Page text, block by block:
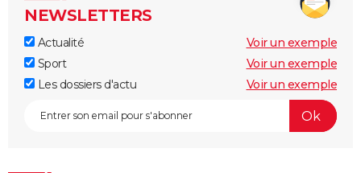
NEWSLETTERS
Actualité
Voir un exemple
Sport
Voir un exemple
Les dossiers d'actu
Voir un exemple